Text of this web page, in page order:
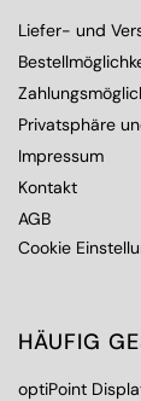
Liefer- und
Privatsphäre
Impressum
Kontakt
AGB
Cookie
HÄUFIG
optiPoint